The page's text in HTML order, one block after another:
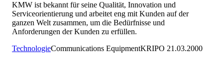
KMW ist bekannt für seine Qualität, Innovation und
Serviceorientierung und arbeitet eng mit Kunden auf der
ganzen Welt zusammen, um die Bedürfnisse und
Anforderungen der Kunden zu erfüllen.
TechnologieCommunications EquipmentKRIPO 21.03.2000